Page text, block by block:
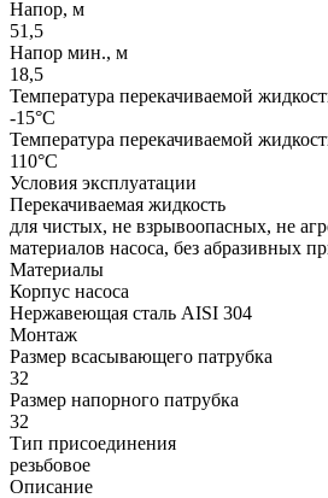
Напор, м
51,5
Напор мин., м
18,5
Температура перекачиваемой
-15°C
Температура перекачиваемой
110°C
Условия эксплуатации
Перекачиваемая жидкость
для чистых, не взрывоопасных, не
материалов насоса, без абразивных
Материалы
Корпус насоса
Нержавеющая сталь AISI 304
Монтаж
Размер всасывающего патрубка
32
Размер напорного патрубка
32
Тип присоединения
резьбовое
Описание